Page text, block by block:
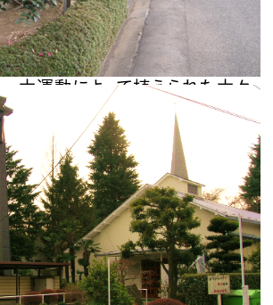
木運動によって植えられた木々